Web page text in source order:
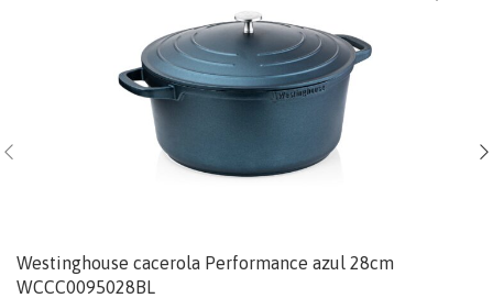
Westinghouse cacerola Performance azul 28cm
WCCC0095028BL